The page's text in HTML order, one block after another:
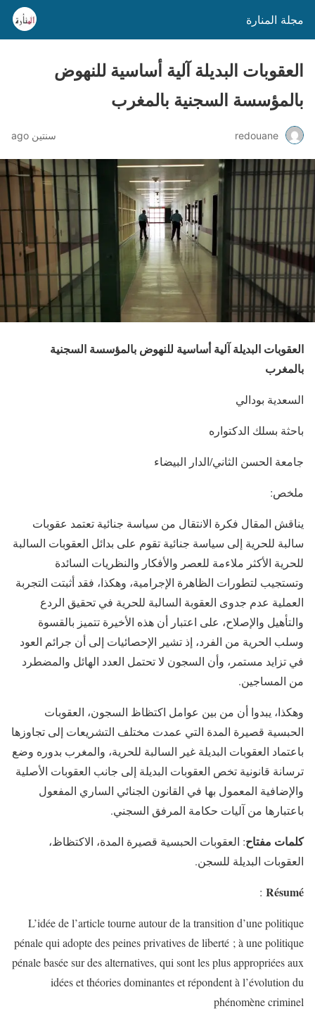
مجلة المنارة
العقوبات البديلة آلية أساسية للنهوض
بالمؤسسة السجنية بالمغرب
redouane سنتين ago
العقوبات البديلة آلية أساسية للنهوض بالمؤسسة السجنية
بالمغرب
السعدية بودالي
باحثة بسلك الدكتواره
جامعة الحسن الثاني/الدار البيضاء
ملخص:
يناقش المقال فكرة الانتقال من سياسة جنائية تعتمد عقوبات
سالبة للحرية إلى سياسة جنائية تقوم على بدائل العقوبات السالبة
للحرية الأكثر ملاءمة للعصر والأفكار والنظريات السائدة
وتستجيب لتطورات الظاهرة الإجرامية، وهكذا، فقد أثبتت التجربة
العملية عدم جدوى العقوبة السالبة للحرية في تحقيق الردع
والتأهيل والإصلاح، على اعتبار أن هذه الأخيرة تتميز بالقسوة
وسلب الحرية من الفرد، إذ تشير الإحصائيات إلى أن جرائم العود
في تزايد مستمر، وأن السجون لا تحتمل العدد الهائل والمضطرد
من المساجين.
وهكذا، يبدوا أن من بين عوامل اكتظاظ السجون، العقوبات
الحبسية قصيرة المدة التي عمدت مختلف التشريعات إلى تجاوزها
باعتماد العقوبات البديلة غير السالبة للحرية، والمغرب بدوره وضع
ترسانة قانونية تخص العقوبات البديلة إلى جانب العقوبات الأصلية
والإضافية المعمول بها في القانون الجنائي الساري المفعول
باعتبارها من آليات حكامة المرفق السجني.
كلمات مفتاح: العقوبات الحبسية قصيرة المدة، الاكتظاظ،
العقوبات البديلة للسجن.
Résumé
:
L’idée de l’article tourne autour de la transition d’une politique
pénale qui adopte des peines privatives de liberté ; à une politique
pénale basée sur des alternatives, qui sont les plus appropriées aux
idées et théories dominantes et répondent à l’évolution du
phénomène criminel